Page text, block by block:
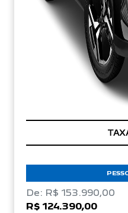
De: R$ 153.990,00
R$ 124.390,00